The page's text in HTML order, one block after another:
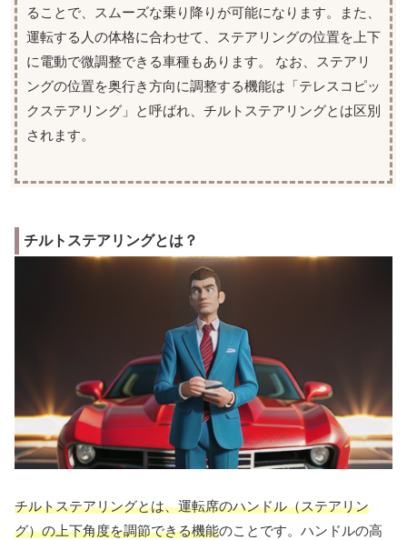
ることで、スムーズな乗り降りが可能になります。また、
運転する人の体格に合わせて、ステアリングの位置を上下
に電動で微調整できる車種もあります。 なお、ステアリ
ングの位置を奥行き方向に調整する機能は「テレスコピッ
クステアリング」と呼ばれ、チルトステアリングとは区別
されます。
チルトステアリングとは？
チルトステアリングとは、運転席のハンドル（ステアリン
グ）の上下角度を調節できる機能のことです。ハンドルの高